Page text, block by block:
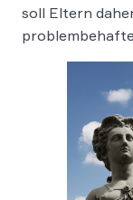
soll Eltern